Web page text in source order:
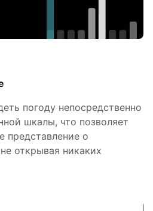
погоду непосредственно
шкалы, что позволяет
представление о
открывая никаких